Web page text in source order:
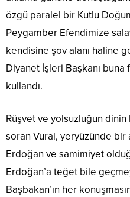
özgü paralel bir Kutlu
Peygamber Efendimize
kendisine şov alanı haline
Diyanet İşleri Başkanı
kullandı.
Rüşvet ve yolsuzluğun dinin
soran Vural, yeryüzünde
Erdoğan ve samimiyet
Erdoğan’a teğet bile
Başbakan’ın her